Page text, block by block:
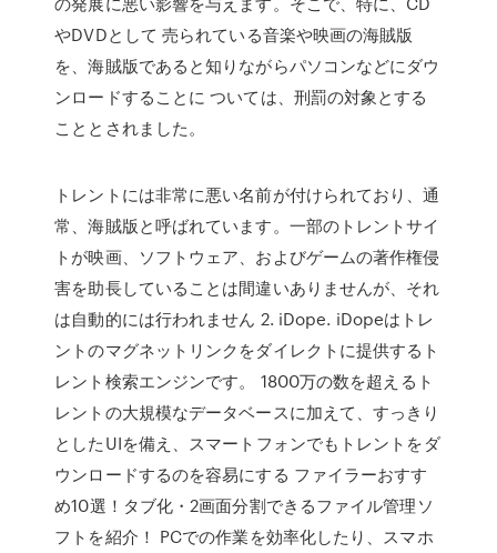
やDVDとして 売られている音楽や映画の海賊版
を、海賊版であると知りながらパソコンなどにダウ
ンロードすることに ついては、刑罰の対象とする
こととされました。
トレントには非常に悪い名前が付けられており、通
常、海賊版と呼ばれています。一部のトレントサイ
トが映画、ソフトウェア、およびゲームの著作権侵
害を助長していることは間違いありませんが、それ
は自動的には行われません 2. iDope. iDopeはトレ
ントのマグネットリンクをダイレクトに提供するト
レント検索エンジンです。 1800万の数を超えるト
レントの大規模なデータベースに加えて、すっきり
としたUIを備え、スマートフォンでもトレントをダ
ウンロードするのを容易にする ファイラーおすす
め10選！タブ化・2画面分割できるファイル管理ソ
フトを紹介！ PCでの作業を効率化したり、スマホ